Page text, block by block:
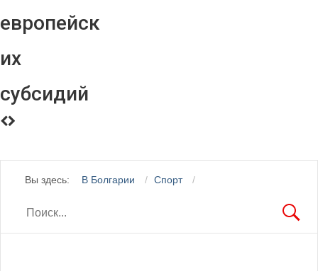
европейск
их
субсидий
Вы здесь: В Болгарии Спорт